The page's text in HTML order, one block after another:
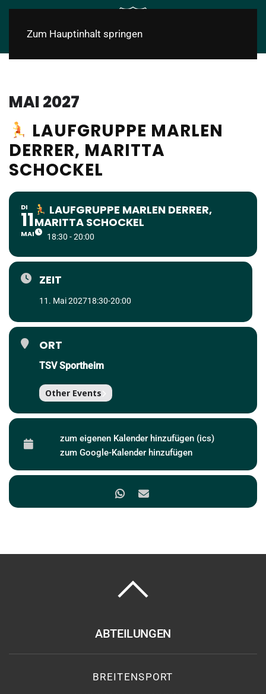
Zum Hauptinhalt springen
MAI 2027
LAUFGRUPPE MARLEN
DERRER, MARITTA
SCHOCKEL
DI
11
MAI
LAUFGRUPPE MARLEN DERRER,
MARITTA SCHOCKEL
18:30 - 20:00
ZEIT
11. Mai 202718:30-20:00
ORT
TSV Sportheim
Other Events
zum eigenen Kalender hinzufügen (ics)
zum Google-Kalender hinzufügen
ABTEILUNGEN
BREITENSPORT